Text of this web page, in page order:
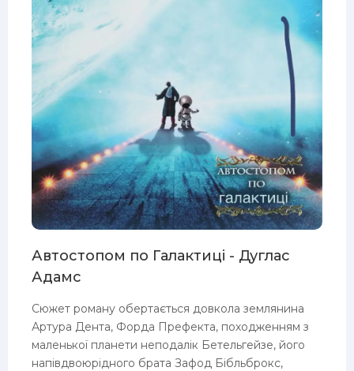
Автостопом по Галактиці - Дуглас
Адамс
Сюжет роману обертається довкола землянина
Артура Дента, Форда Префекта, походженням з
маленької планети неподалік Бетельгейзе, його
напівдвоюрідного брата Зафод Бібльброкс,